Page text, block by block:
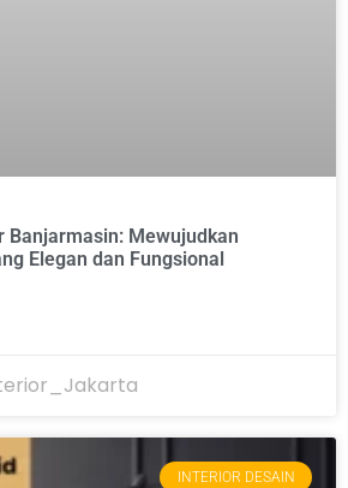
Banjarmasin: Mewujudkan
Elegan dan Fungsional
INTERIOR DESAIN